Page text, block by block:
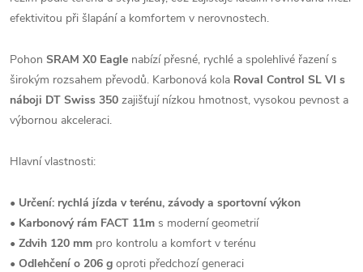
efektivitou při šlapání a komfortem v nerovnostech.
Pohon SRAM X0 Eagle nabízí přesné, rychlé a spolehlivé řazení s
širokým rozsahem převodů. Karbonová kola Roval Control SL VI s
náboji DT Swiss 350 zajišťují nízkou hmotnost, vysokou pevnost a
výbornou akceleraci.
Hlavní vlastnosti:
• Určení: rychlá jízda v terénu, závody a sportovní výkon
• Karbonový rám FACT 11m s moderní geometrií
• Zdvih 120 mm pro kontrolu a komfort v terénu
• Odlehčení o 206 g oproti předchozí generaci